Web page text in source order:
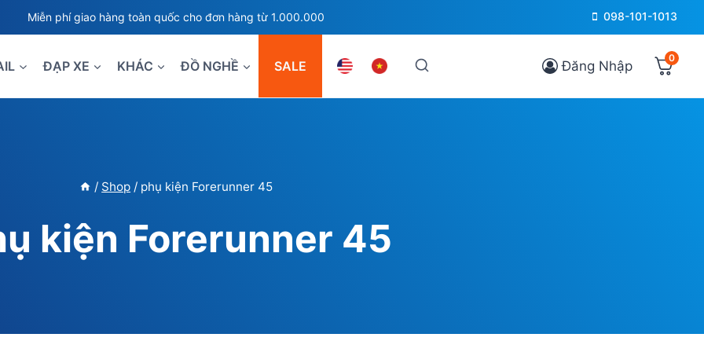
Miễn phí giao hàng toàn quốc cho đơn hàng từ 1.000.000 098-101-1013
ĐẠP XE KHÁC ĐỒ NGHỀ SALE Đăng Nhập 0
/ Shop / phụ kiện Forerunner 45
kiện Forerunner 45